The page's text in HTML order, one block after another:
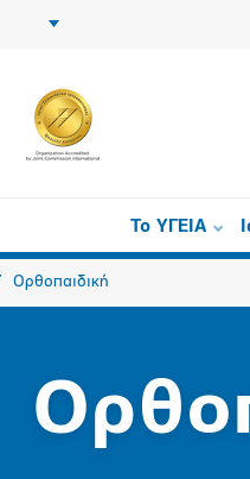
Το ΥΓΕΙΑ
Ορθοπαιδική